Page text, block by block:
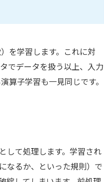
を学習します。これに対
でデータを扱う以上、入力
算子学習も一見同じです。
して処理します。学習され
なるか、といった規則）で